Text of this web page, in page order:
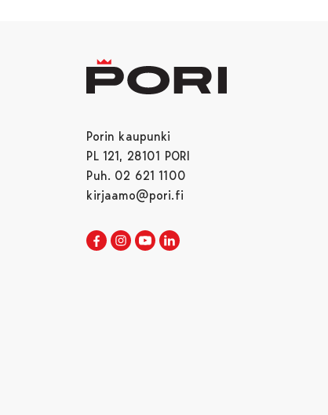
Porin kaupunki
PL 121, 28101 PORI
Puh. 02 621 1100
kirjaamo@pori.fi
Porin kaupunki Facebookissa
Avautuu uudessa välilehdessä
Porin kaupunki Instagramissa
Avautuu uudessa välilehdessä
Porin kaupunki Youtubessa
Avautuu uudessa välilehdessä